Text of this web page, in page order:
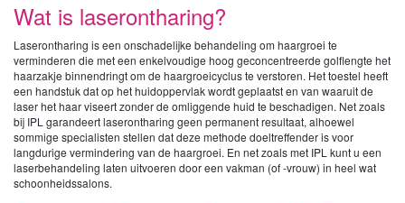
Wat is laserontharing?
Laserontharing is een onschadelijke behandeling om haargroei te
verminderen die met een enkelvoudige hoog geconcentreerde golflengte het
haarzakje binnendringt om de haargroeicyclus te verstoren. Het toestel heeft
een handstuk dat op het huidoppervlak wordt geplaatst en van waaruit de
laser het haar viseert zonder de omliggende huid te beschadigen. Net zoals
bij IPL garandeert laserontharing geen permanent resultaat, alhoewel
sommige specialisten stellen dat deze methode doeltreffender is voor
langdurige vermindering van de haargroei. En net zoals met IPL kunt u een
laserbehandeling laten uitvoeren door een vakman (of -vrouw) in heel wat
schoonheidssalons.